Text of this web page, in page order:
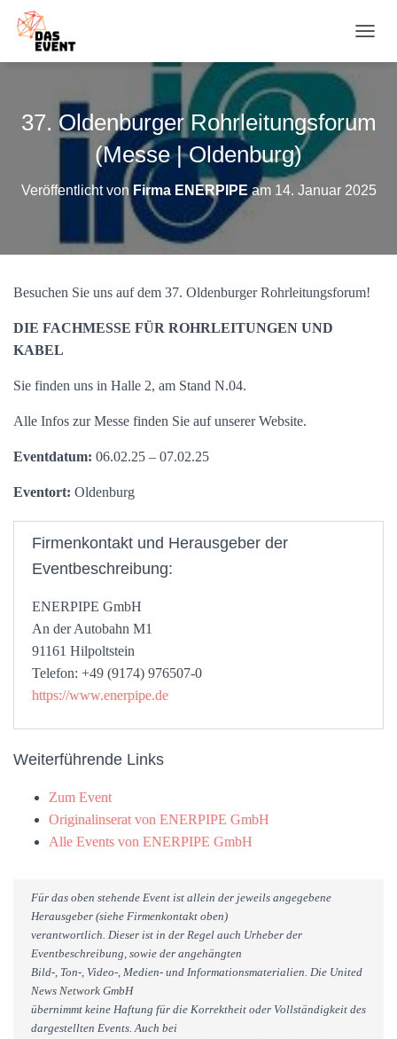
A
A
N
A
37. Oldenburger Rohrleitungsforum
(Messe | Oldenburg)
Veröffentlicht von Firma ENERPIPE am 14. Januar 2025
Besuchen Sie uns auf dem 37. Oldenburger Rohrleitungsforum!
DIE FACHMESSE FÜR ROHRLEITUNGEN UND
KABEL
Sie finden uns in Halle 2, am Stand N.04.
Alle Infos zur Messe finden Sie auf unserer Website.
Eventdatum: 06.02.25 – 07.02.25
Eventort: Oldenburg
Firmenkontakt und Herausgeber der
Eventbeschreibung:
ENERPIPE GmbH
An der Autobahn M1
91161 Hilpoltstein
Telefon: +49 (9174) 976507-0
https://www.enerpipe.de
Weiterführende Links
Zum Event
Originalinserat von ENERPIPE GmbH
Alle Events von ENERPIPE GmbH
Für das oben stehende Event ist allein der jeweils angegebene
Herausgeber (siehe Firmenkontakt oben)
verantwortlich. Dieser ist in der Regel auch Urheber der
Eventbeschreibung, sowie der angehängten
Bild-, Ton-, Video-, Medien- und Informationsmaterialien. Die United
News Network GmbH
übernimmt keine Haftung für die Korrektheit oder Vollständigkeit des
dargestellten Events. Auch bei